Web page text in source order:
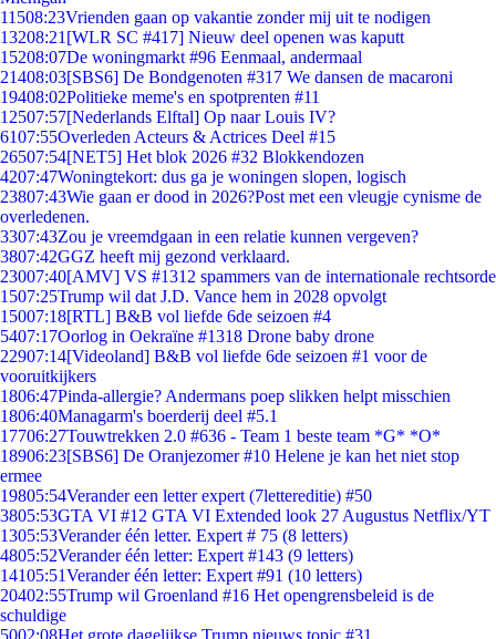
11508:23Vrienden gaan op vakantie zonder mij uit te nodigen
13208:21 [WLR SC #417] Nieuw deel openen was kaputt
15208:07De woningmarkt #96 Eenmaal, andermaal
21408:03[SBS6] De Bondgenoten #317 We dansen de macaroni
19408:02Politieke meme's en spotprenten #11
12507:57[Nederlands Elftal] Op naar Louis IV?
6107:55Overleden Acteurs & Actrices Deel #15
26507:54[NET5] Het blok 2026 #32 Blokkendozen
4207:47Woningtekort: dus ga je woningen slopen, logisch
23807:43Wie gaan er dood in 2026?Post met een vleugje cynisme de
overledenen.
3307:43Zou je vreemdgaan in een relatie kunnen vergeven?
3807:42GGZ heeft mij gezond verklaard.
23007:40[AMV] VS #1312 spammers van de internationale rechtsorde
1507:25Trump wil dat J.D. Vance hem in 2028 opvolgt
15007:18[RTL] B&B vol liefde 6de seizoen #4
5407:17Oorlog in Oekraïne #1318 Drone baby drone
22907:14[Videoland] B&B vol liefde 6de seizoen #1 voor de
vooruitkijkers
1806:47Pinda-allergie? Andermans poep slikken helpt misschien
1806:40Managarm's boerderij deel #5.1
17706:27Touwtrekken 2.0 #636 - Team 1 beste team *G* *O*
18906:23[SBS6] De Oranjezomer #10 Helene je kan het niet stop
ermee
19805:54Verander een letter expert (7lettereditie) #50
3805:53GTA VI #12 GTA VI Extended look 27 Augustus Netflix/YT
1305:53Verander één letter. Expert # 75 (8 letters)
4805:52Verander één letter: Expert #143 (9 letters)
14105:51Verander één letter: Expert #91 (10 letters)
20402:55Trump wil Groenland #16 Het opengrensbeleid is de
schuldige
5002:08Het grote dagelijkse Trump nieuws topic #31